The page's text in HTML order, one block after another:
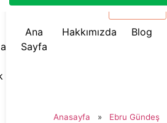
☰ Menü
Ana
Sayfa
Hakkımızda Blog
Anasayfa » Ebru Gündeş